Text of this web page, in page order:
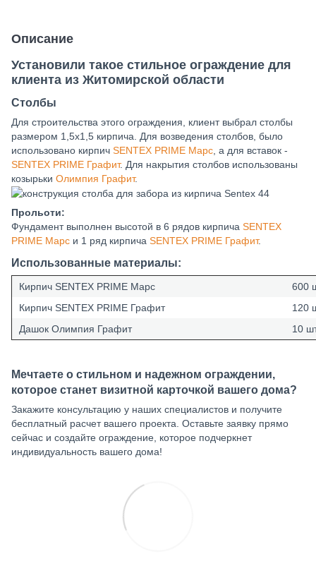
Описание
Установили такое стильное ограждение для
клиента из Житомирской области
Столбы
Для строительства этого ограждения, клиент выбрал столбы
размером 1,5х1,5 кирпича. Для возведения столбов, было
использовано кирпич SENTEX PRIME Марс , а для вставок -
SENTEX PRIME Графит. Для накрытия столбов использованы
козырьки Олимпия Графит.
Прольоти:
Фундамент выполнен высотой в 6 рядов кирпича SENTEX
PRIME Марс и 1 ряд кирпича SENTEX PRIME Графит.
Использованные материалы:
Кирпич SENTEX PRIME Марс
600
Кирпич SENTEX PRIME Графит
120
Дашок Олимпия Графит
10
Мечтаете о стильном и надежном ограждении,
которое станет визитной карточкой вашего дома?
Закажите консультацию у наших специалистов и получите
бесплатный расчет вашего проекта. Оставьте заявку прямо
сейчас и создайте ограждение, которое подчеркнет
индивидуальность вашего дома!